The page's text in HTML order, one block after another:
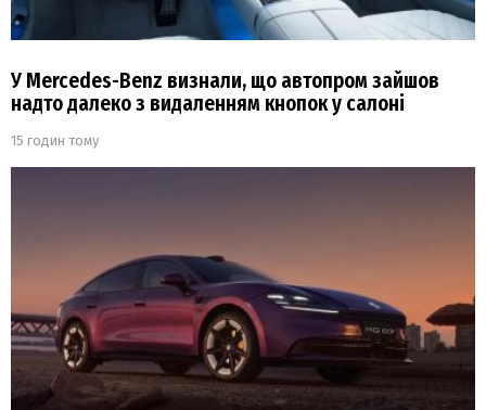
У Mercedes-Benz визнали, що автопром зайшов
надто далеко з видаленням кнопок у салоні
15 годин тому